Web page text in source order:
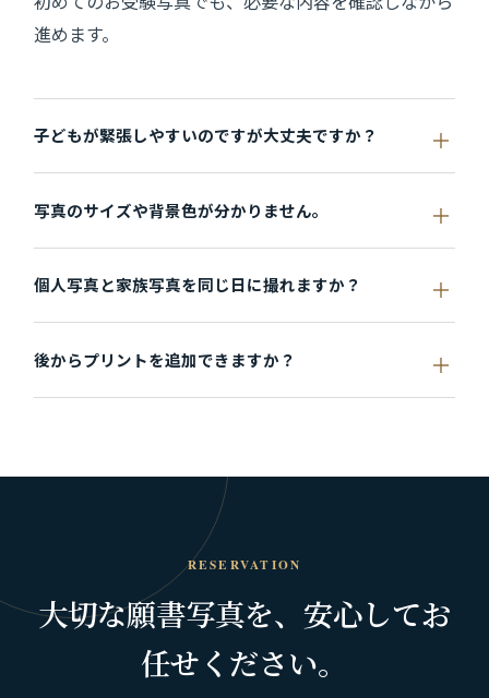
進めます。
子どもが緊張しやすいのですが大丈夫ですか？
写真のサイズや背景色が分かりません。
個人写真と家族写真を同じ日に撮れますか？
後からプリントを追加できますか？
RESERVATION
大切な願書写真を、 安心してお
任せください。